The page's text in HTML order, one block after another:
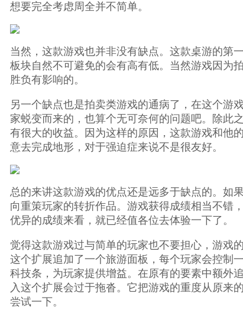
想要完全考虑周全并不简单。
当然，这款游戏也并非没有缺点。这款桌游的第
板块自然不可避免的会有高有低。当然游戏因为
胜负有影响的。
另一个缺点也是拍卖类游戏的通病了，在这个游
家蜕变而来的，也算个无可奈何的问题吧。除此
有很大的收益。因为这样的原因，这款游戏和他
意去完成地形，对于强迫症来说不是很友好。
总的来讲这款游戏的优点还是远多于缺点的。如
向重策玩家的转折作品。游戏获得成绩相当不错
优异的成绩来看，就已经值各位去体验一下了。
觉得这款游戏过与简单的玩家也不要担心，游戏
这个扩展追加了一个旅游面板，每个玩家会控制
科技条，为玩家提供增益。在原有的要素中额外
入这个扩展会过于拖沓。它把游戏的重度从原来
尝试一下。